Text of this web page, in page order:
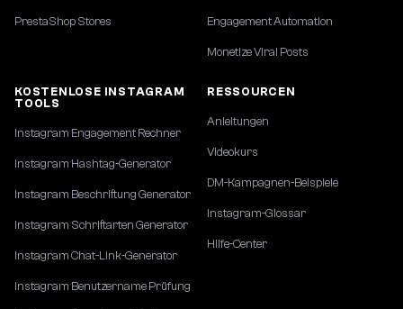
PrestaShop Stores Engagement Automation
Monetize Viral Posts
KOSTENLOSE INSTAGRAM
TOOLS
Instagram Engagement Rechner
Instagram Hashtag-Generator
Instagram Beschriftung Generator
Instagram Schriftarten Generator
Instagram Chat-Link-Generator
Instagram Benutzername Prüfung
RESSOURCEN
Anleitungen
Videokurs
DM-Kampagnen-Beispiele
Instagram-Glossar
Hilfe-Center